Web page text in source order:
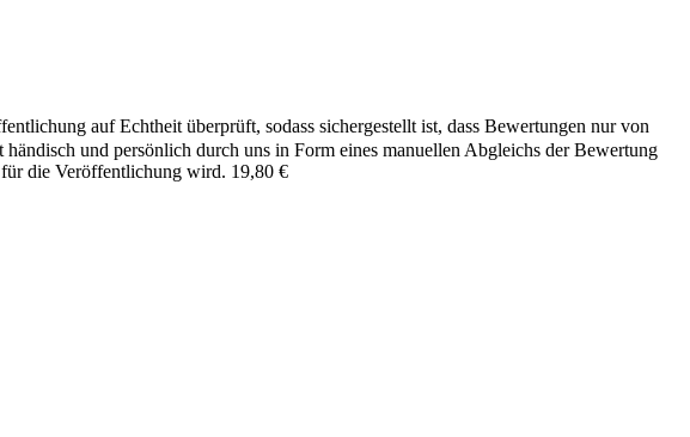
auf Echtheit überprüft, sodass sichergestellt ist, dass Bewertungen nur von
und persönlich durch uns in Form eines manuellen Abgleichs der Bewertung
die Veröffentlichung wird. 19,80 €